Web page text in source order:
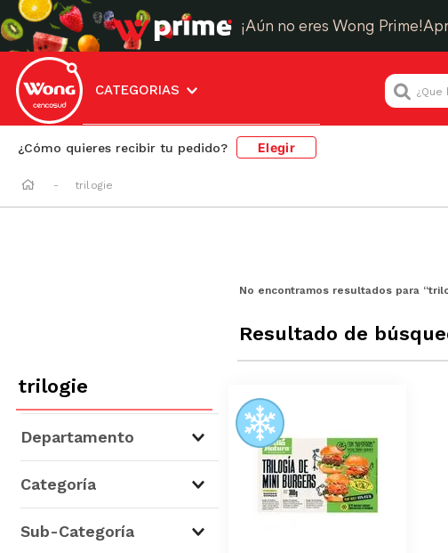
¡Aún no eres Wong Prime!
CATEGORIAS
¿Que
¿Cómo quieres recibir tu pedido? Elegir
trilogie
No encontramos resultados para “
Resultado de
trilogie
Departamento
Categoría
(1
Sub-Categoría